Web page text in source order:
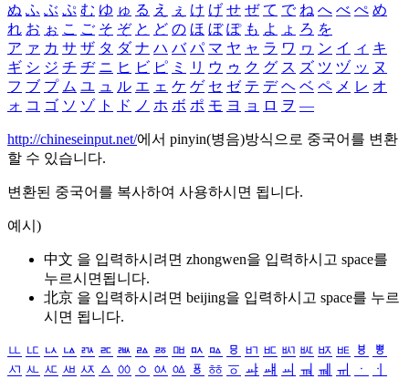
ぬ ふ ぶ ぷ む ゆ ゅ る え ぇ け げ せ ぜ て で ね へ べ ぺ め
れ お ぉ こ ご そ ぞ と ど の ほ ぼ ぽ も よ ょ ろ を
ア ァ カ サ ザ タ ダ ナ ハ バ パ マ ヤ ャ ラ ワ ヮ ン イ ィ キ
ギ シ ジ チ ヂ ニ ヒ ビ ピ ミ リ ウ ゥ ク グ ス ズ ツ ヅ ッ ヌ
フ ブ プ ム ユ ュ ル エ ェ ケ ゲ セ ゼ テ デ ヘ ベ ペ メ レ オ
ォ コ ゴ ソ ゾ ト ド ノ ホ ボ ポ モ ヨ ョ ロ ヲ ―
http://chineseinput.net/에서 pinyin(병음)방식으로 중국어를 변환
할 수 있습니다.
변환된 중국어를 복사하여 사용하시면 됩니다.
예시)
中文 을 입력하시려면 zhongwen을 입력하시고 space를
누르시면됩니다.
北京 을 입력하시려면 beijing을 입력하시고 space를 누르
시면 됩니다.
ㅥ ㅦ ㅧ ㅨ ㅩ ㅪ ㅫ ㅬ ㅭ ㅮ ㅯ ㅰ ㅱ ㅲ ㅳ ㅴ ㅵ ㅶ ㅷ ㅸ
ㅹ
ㅺ ㅻ ㅼ ㅽ ㅾ ㅿ ㆀ ㆁ ㆂ ㆃ ㆄ ㆅ ㆆ ㆇ ㆈ ㆉ ㆊ ㆋ ㆌ ㆍ
ㆎ